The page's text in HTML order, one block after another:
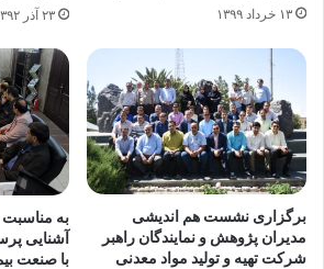
۱۳ خرداد ۱۳۹۹ ۲۳ آذر ۱۳۹۲
برگزاری نشست هم اندیشی
مدیران پژوهش و نمایندگان راهبر
شرکت تهیه و تولید مواد معدنی
به
آشنایی
با صنعت